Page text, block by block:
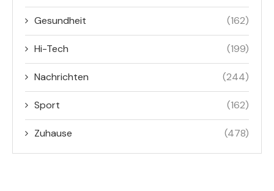
Gesundheit (162)
Hi-Tech (199)
Nachrichten (244)
Sport (162)
Zuhause (478)